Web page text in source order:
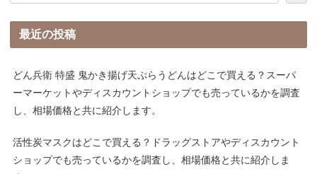
最近の投稿
どん兵衛 特盛 鬼かき揚げ天ぷらうどんはどこで買える？スーパ
ーマーケットやディスカウントショップでも売っているかを調査
し、相場価格と共に紹介します。
活性炭マスクはどこで買える？ドラッグストアやディスカウント
ショップでも売っているかを調査し、相場価格と共に紹介しま